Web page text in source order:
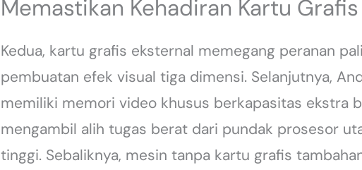
Memastikan Kehadiran Kartu
Kedua, kartu grafis eksternal memegang peranan
pembuatan efek visual tiga dimensi. Selanjutnya,
memiliki memori video khusus berkapasitas ekstra
mengambil alih tugas berat dari pundak prosesor
tinggi. Sebaliknya, mesin tanpa kartu grafis